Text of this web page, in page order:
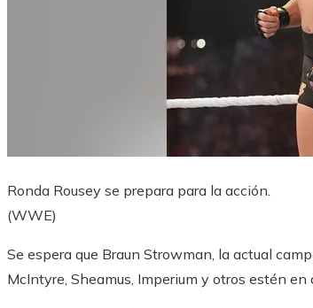
Ronda Rousey se prepara para la acción.
(WWE)
Se espera que Braun Strowman, la actual
McIntyre, Sheamus, Imperium y otros estén